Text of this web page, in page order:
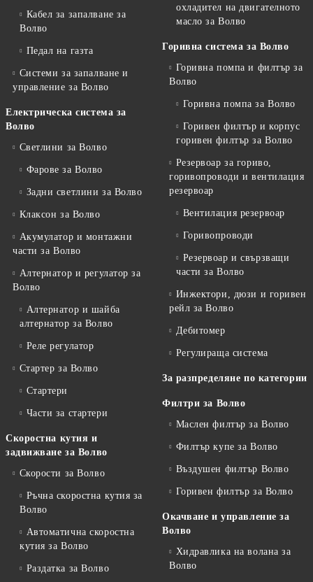
Кабел за запалване за
Волво
Педал на газта
Системи за запалване и
управление за Волво
Електрическа система за
Волво
Светлини за Волво
Фарове за Волво
Задни светлини за Волво
Клаксон за Волво
Акумулатор и монтажни
части за Волво
Алтернатор и регулатор за
Волво
Алтернатор и шайба
алтернатор за Волво
Реле регулатор
Стартер за Волво
Стартери
Части за стартери
Скоростна кутия и
задвижване за Волво
Скорости за Волво
Ръчна скоростна кутия за
Волво
Автоматична скоростна
кутия за Волво
Раздатка за Волво
охладител на двигателното
масло за Волво
Горивна система за Волво
Горивна помпа и филтър за
Волво
Горивна помпа за Волво
Горивен филтър и корпус
горивен филтър за Волво
Резервоар за гориво,
горивопроводи и вентилация
резервоар
Вентилация резервоар
Горивопроводи
Резервоар и свързващи
части за Волво
Инжектори, дюзи и горивен
рейл за Волво
Дебитомер
Регулираща система
За разпределяне по категории
Филтри за Волво
Маслен филтър за Волво
Филтър купе за Волво
Въздушен филтър Волво
Горивен филтър за Волво
Окачване и управление за
Волво
Хидравлика на волана за
Волво